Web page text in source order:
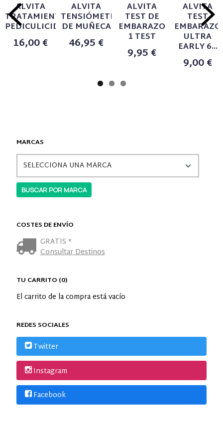
MARCAS
COSTES DE ENVÍO
GRATIS *
Consultar Destinos
TU CARRITO (0)
El carrito de la compra está vacío
REDES SOCIALES
Twitter
Instagram
Facebook
ALVITA
TRATAMIENTO
PEDICULICIDA...
16,00 €
ALVITA
TENSIÓMETRO
DE MUÑECA
46,95 €
ALVITA
TEST DE
EMBARAZO
1 TEST
9,95 €
ALVITA
TEST
EMBARAZO
ULTRA
EARLY 6...
9,00 €